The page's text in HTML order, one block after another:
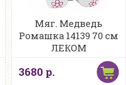
Мяг. Медведь
Ромашка 14139 70 см
ЛЕКОМ
3680 р.